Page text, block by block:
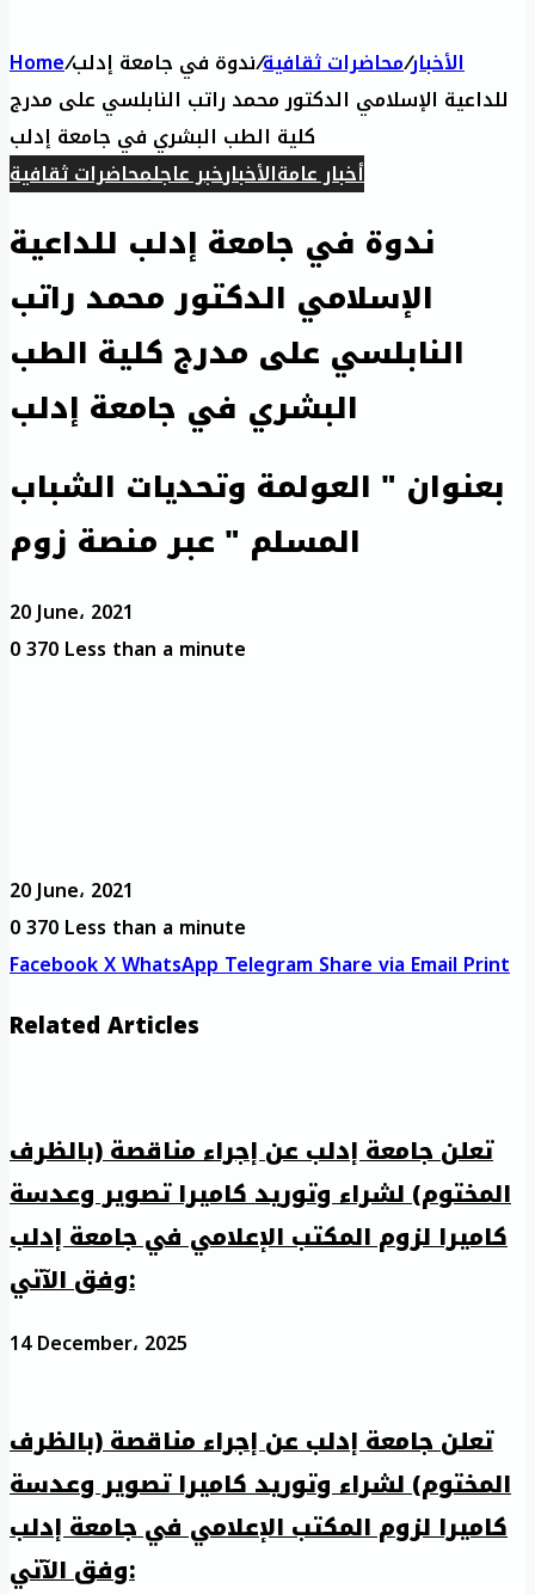
Home/ الأخبار/محاضرات ثقافية/ندوة في جامعة إدلب
للداعية الإسلامي الدكتور محمد راتب النابلسي على مدرج
كلية الطب البشري في جامعة إدلب
أخبار عامةالأخبارخبر عاجلمحاضرات ثقافية
ندوة في جامعة إدلب للداعية
الإسلامي الدكتور محمد راتب
النابلسي على مدرج كلية الطب
البشري في جامعة إدلب
بعنوان " العولمة وتحديات الشباب
المسلم " عبر منصة زوم
20 June، 2021
0370Less than a minute
20 June، 2021
0370Less than a minute
FacebookXWhatsAppTelegramShare via EmailPrint
Related Articles
تعلن جامعة إدلب عن إجراء مناقصة (بالظرف
المختوم) لشراء وتوريد كاميرا تصوير وعدسة
كاميرا لزوم المكتب الإعلامي في جامعة إدلب
وفق الآتي:
14 December، 2025
تعلن جامعة إدلب عن إجراء مناقصة (بالظرف
المختوم) لشراء وتوريد كاميرا تصوير وعدسة
كاميرا لزوم المكتب الإعلامي في جامعة إدلب
وفق الآتي: